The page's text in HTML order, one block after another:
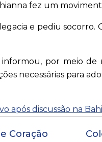
fez um
e pediu socorro.
por meio de
necessárias para
após discussão na
Coração